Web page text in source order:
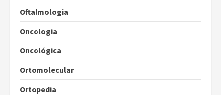
Oftalmologia
Oncologia
Oncológica
Ortomolecular
Ortopedia